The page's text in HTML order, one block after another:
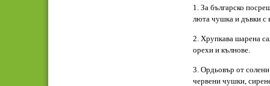
1. За българско
люта чушка и дъвки с
2. Хрупкава шарена
орехи и кълнове.
3. Ордьовър от
червени чушки,